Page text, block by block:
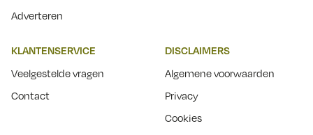
Adverteren
KLANTENSERVICE
Veelgestelde vragen
Contact
DISCLAIMERS
Algemene voorwaarden
Privacy
Cookies